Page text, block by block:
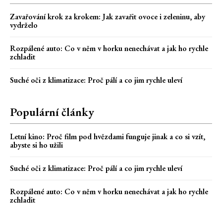
Zavařování krok za krokem: Jak zavařit ovoce i zeleninu, aby
vydrželo
Rozpálené auto: Co v něm v horku nenechávat a jak ho rychle
zchladit
Suché oči z klimatizace: Proč pálí a co jim rychle uleví
Populární články
Letní kino: Proč film pod hvězdami funguje jinak a co si vzít,
abyste si ho užili
Suché oči z klimatizace: Proč pálí a co jim rychle uleví
Rozpálené auto: Co v něm v horku nenechávat a jak ho rychle
zchladit